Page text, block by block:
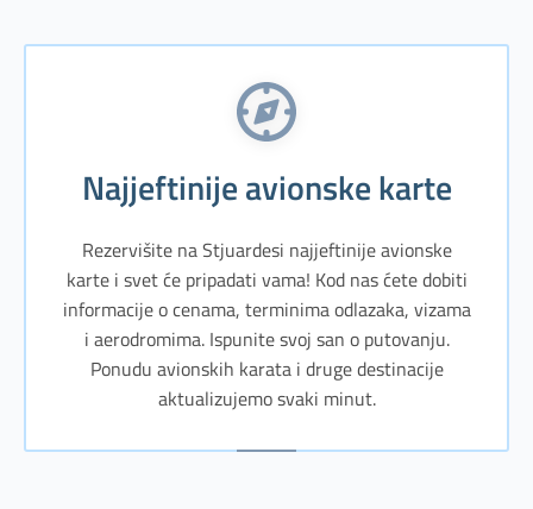
Najjeftinije avionske karte
Rezervišite na Stjuardesi najjeftinije avionske
karte i svet će pripadati vama! Kod nas ćete dobiti
informacije o cenama, terminima odlazaka, vizama
i aerodromima. Ispunite svoj san o putovanju.
Ponudu avionskih karata i druge destinacije
aktualizujemo svaki minut.